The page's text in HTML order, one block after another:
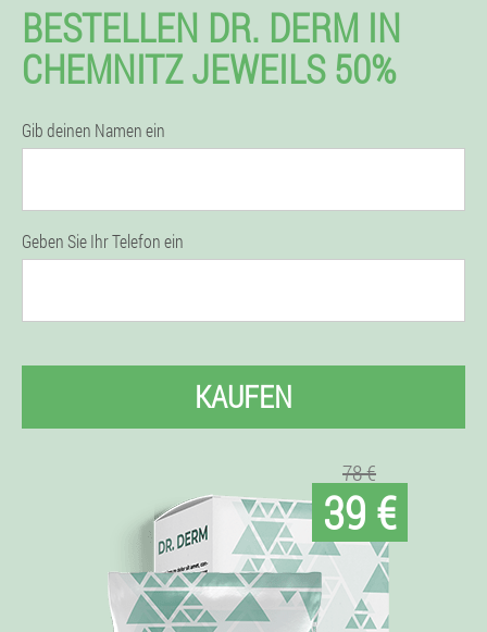
BESTELLEN DR. DERM IN
CHEMNITZ JEWEILS 50%
Gib deinen Namen ein
Geben Sie Ihr Telefon ein
KAUFEN
78 €
39 €